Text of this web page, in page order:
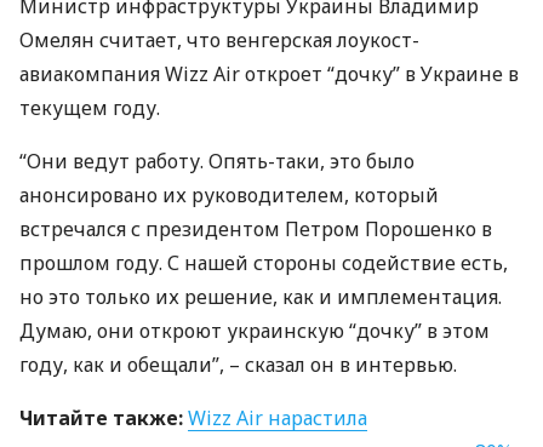
Министр инфраструктуры Украины Владимир
Омелян считает, что венгерская лоукост-
авиакомпания Wizz Air откроет “дочку” в Украине в
текущем году.
“Они ведут работу. Опять-таки, это было
анонсировано их руководителем, который
встречался с президентом Петром Порошенко в
прошлом году. С нашей стороны содействие есть,
но это только их решение, как и имплементация.
Думаю, они откроют украинскую “дочку” в этом
году, как и обещали”, – сказал он в интервью.
Читайте также:Wizz Air нарастила